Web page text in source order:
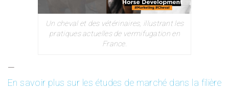
Un cheval et des vétérinaires, illustrant les
pratiques actuelles de vermifugation en
France.
—
En savoir plus sur les études de marché dans la filière